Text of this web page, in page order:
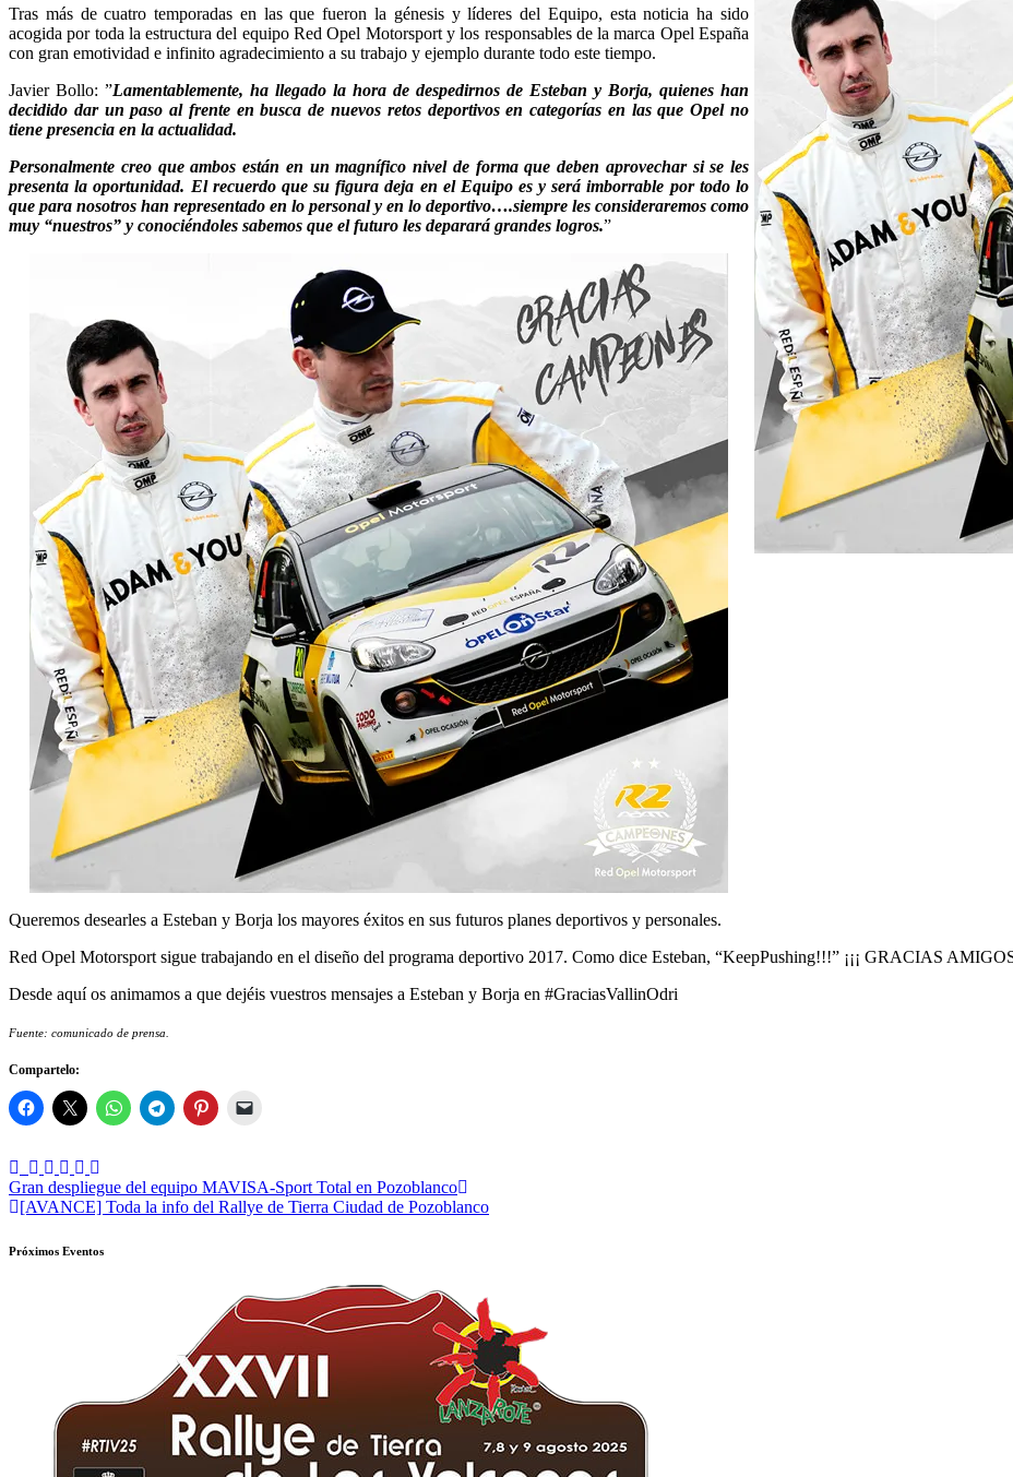
Tras más de cuatro temporadas en las que fueron la génesis y líderes del Equipo, esta noticia ha sido
acogida por toda la estructura del equipo Red Opel Motorsport y los responsables de la marca Opel España
con gran emotividad e infinito agradecimiento a su trabajo y ejemplo durante todo este tiempo.
Javier Bollo: ”Lamentablemente, ha llegado la hora de despedirnos de Esteban y Borja, quienes han
decidido dar un paso al frente en busca de nuevos retos deportivos en categorías en las que Opel no
tiene presencia en la actualidad.
Personalmente creo que ambos están en un magnífico nivel de forma que deben aprovechar si se les
presenta la oportunidad. El recuerdo que su figura deja en el Equipo es y será imborrable por todo lo
que para nosotros han representado en lo personal y en lo deportivo….siempre les consideraremos como
muy “nuestros” y conociéndoles sabemos que el futuro les deparará grandes logros.”
Queremos desearles a Esteban y Borja los mayores éxitos en sus futuros planes deportivos y personales.
Red Opel Motorsport sigue trabajando en el diseño del programa deportivo 2017. Como dice Esteban, “KeepPushing!!!” ¡¡¡ GRACIAS
Desde aquí os animamos a que dejéis vuestros mensajes a Esteban y Borja en #GraciasVallinOdri
Fuente: comunicado de prensa.
Compartelo:
Navegación
de
entradas
Gran despliegue del equipo MAVISA-Sport Total en Pozoblanco
[AVANCE] Toda la info del Rallye de Tierra Ciudad de Pozoblanco
Próximos Eventos